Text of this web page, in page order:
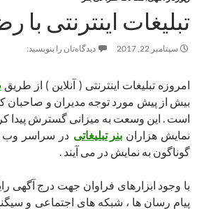
تبلیغات اینترنتی با
سپتامبر 22, 2017 دیدگاه‌تان را بنویسید:
امروزه تبلیغات اینترنتی ( آنلاین ) از طریق
بیش از پیش مورد توجه مدیران و صاحبان
است . این وسعت به میزانی گسترش پیدا
نمایش هزارانبنر تبلیغاتی در سراسر وب
گوناگون به نمایش در می آیند .
با وجود ابزارهای فراوان جهت درج آگهی
پیام رسان ها ، شبکه های اجتماعی و